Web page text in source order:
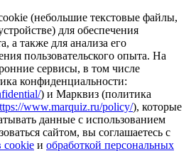
(небольшие текстовые файлы,
для обеспечения
а также для анализа его
пользовательского опыта. На
сервисы, в том числе
конфиденциальности:
) и Марквиз (политика
www.marquiz.ru/policy/), которые
данные с использованием
сайтом, вы соглашаетесь с
cookie и обработкой персональных